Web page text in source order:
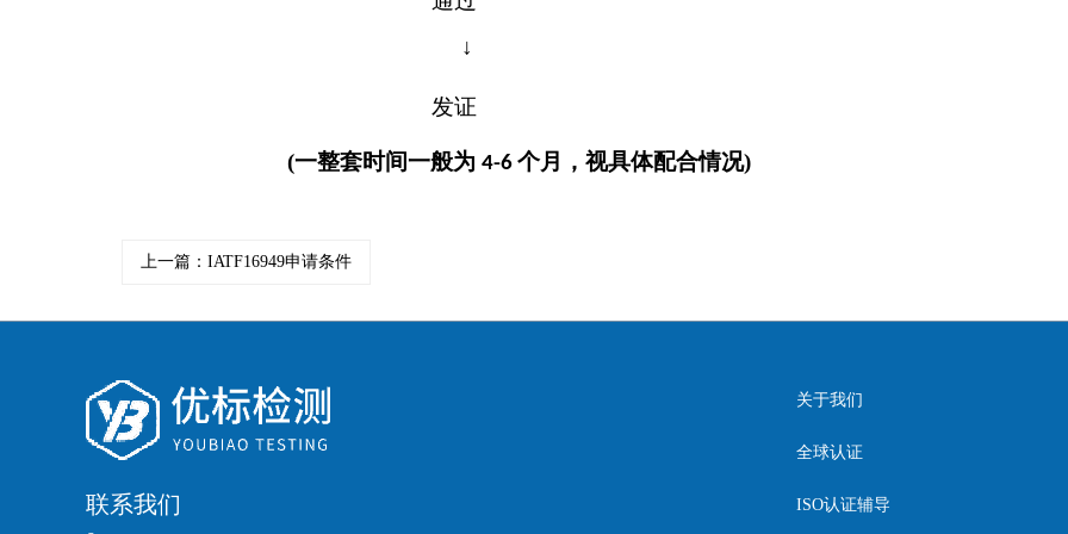
↓
发证
(一整套时间一般为 4-6 个月，视具体配合情况)
上一篇：IATF16949申请条件
联系我们
关于我们
全球认证
ISO认证辅导